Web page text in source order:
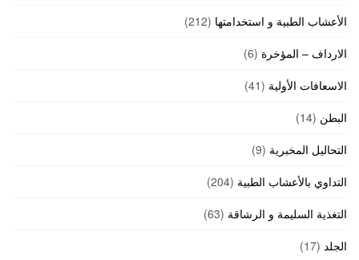
الأعشاب الطبية و استخدامتها (212)
الارداف – المؤخرة (6)
الاسعافات الأولية (41)
البطن (14)
التحاليل المخبرية (9)
التداوي بالأعشاب الطبية (204)
التغذية السليمة و الرشاقة (63)
الجلد (17)